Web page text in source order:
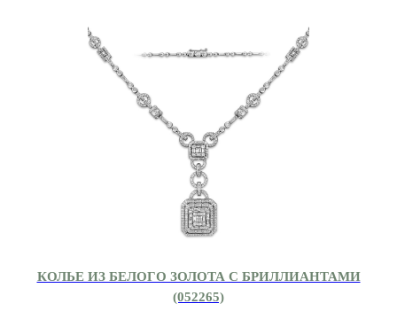
КОЛЬЕ ИЗ БЕЛОГО ЗОЛОТА С БРИЛЛИАНТАМИ
(052265)